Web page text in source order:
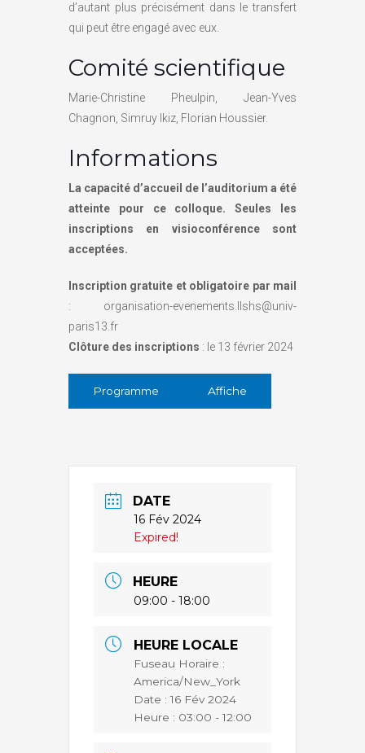
d’autant plus précisément dans le transfert
qui peut être engagé avec eux.
Comité scientifique
Marie-Christine Pheulpin, Jean-Yves
Chagnon, Simruy Ikiz, Florian Houssier.
Informations
La capacité d’accueil de l’auditorium a été
atteinte pour ce colloque. Seules les
inscriptions en visioconférence sont
acceptées.
Inscription gratuite et obligatoire par mail
: organisation-evenements.llshs@univ-
paris13.fr
Clôture des inscriptions : le 13 février 2024
Programme Affiche
DATE
16 Fév 2024
Expired!
HEURE
09:00 - 18:00
HEURE LOCALE
Fuseau Horaire :
America/New_York
Date :16 Fév 2024
Heure : 03:00 - 12:00